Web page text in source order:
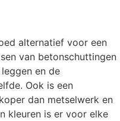
alternatief voor een
van betonschuttingen
en de
Ook is een
dan metselwerk en
kleuren is er voor elke